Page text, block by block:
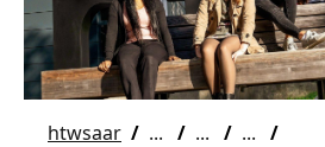
htwsaar